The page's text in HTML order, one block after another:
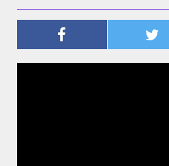
ACHTUNG - DIE
(PROBONO